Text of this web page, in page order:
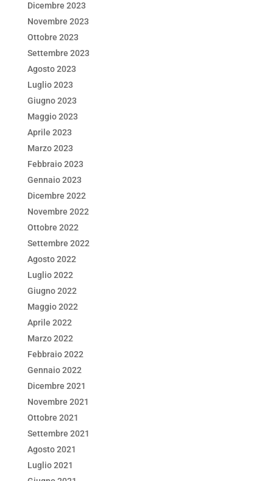
Dicembre 2023
Novembre 2023
Ottobre 2023
Settembre 2023
Agosto 2023
Luglio 2023
Giugno 2023
Maggio 2023
Aprile 2023
Marzo 2023
Febbraio 2023
Gennaio 2023
Dicembre 2022
Novembre 2022
Ottobre 2022
Settembre 2022
Agosto 2022
Luglio 2022
Giugno 2022
Maggio 2022
Aprile 2022
Marzo 2022
Febbraio 2022
Gennaio 2022
Dicembre 2021
Novembre 2021
Ottobre 2021
Settembre 2021
Agosto 2021
Luglio 2021